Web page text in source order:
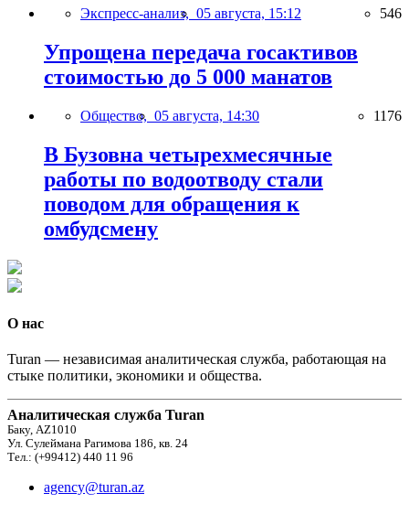
Экспресс-анализ, 05 августа, 15:12 546
Упрощена передача госактивов
стоимостью до 5 000 манатов
Общество, 05 августа, 14:30 1176
В Бузовна четырехмесячные
работы по водоотводу стали
поводом для обращения к
омбудсмену
О нас
Turan — независимая аналитическая служба, работающая на
стыке политики, экономики и общества.
Аналитическая служба Turan
Баку, AZ1010
Ул. Сулеймана Рагимова 186, кв. 24
Тел.: (+99412) 440 11 96
agency@turan.az